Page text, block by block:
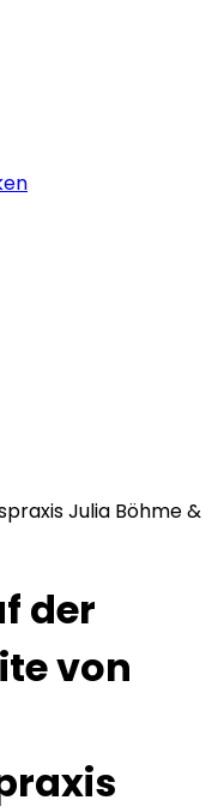
Julia Böhme &
der
von